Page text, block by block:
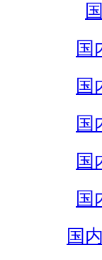
国
国
国
国
国
国